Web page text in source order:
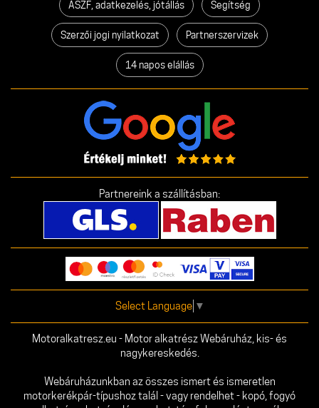
ÁSZF, adatkezelés, jótállás Segítség
Szerzői jogi nyilatkozat Partnerszervizek
14 napos elállás
Partnereink a szállításban:
Select Language ▼
Motoralkatresz.eu - Motor alkatrész Webáruház, kis- és
nagykereskedés.
Webáruházunkban az összes ismert és ismeretlen
motorkerékpár-típushoz talál - vagy rendelhet - kopó, fogyó